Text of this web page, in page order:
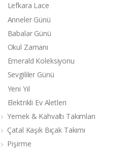
Lefkara Lace
Anneler Günü
Babalar Günü
Okul Zamanı
Emerald Koleksiyonu
Sevgililer Günü
Yeni Yıl
Elektrikli Ev Aletleri
Yemek & Kahvaltı Takımları
Çatal Kaşık Bıçak Takımı
Pişirme